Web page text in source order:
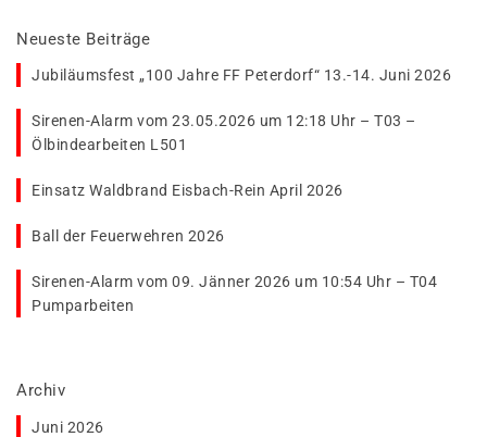
Neueste Beiträge
Jubiläumsfest „100 Jahre FF Peterdorf“ 13.-14. Juni 2026
Sirenen-Alarm vom 23.05.2026 um 12:18 Uhr – T03 –
Ölbindearbeiten L501
Einsatz Waldbrand Eisbach-Rein April 2026
Ball der Feuerwehren 2026
Sirenen-Alarm vom 09. Jänner 2026 um 10:54 Uhr – T04
Pumparbeiten
Archiv
Juni 2026